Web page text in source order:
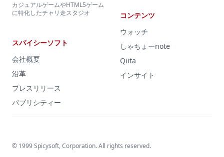
カジュアルゲームやHTML5ゲーム
に特化したチャリ走スタジオ
スパイシーソフト
会社概要
沿革
プレスリリース
パブリシティー
コンテンツ
ウォッチ
しゃちょーnote
Qiita
インサイト
© 1999 Spicysoft, Corporation. All rights reserved.